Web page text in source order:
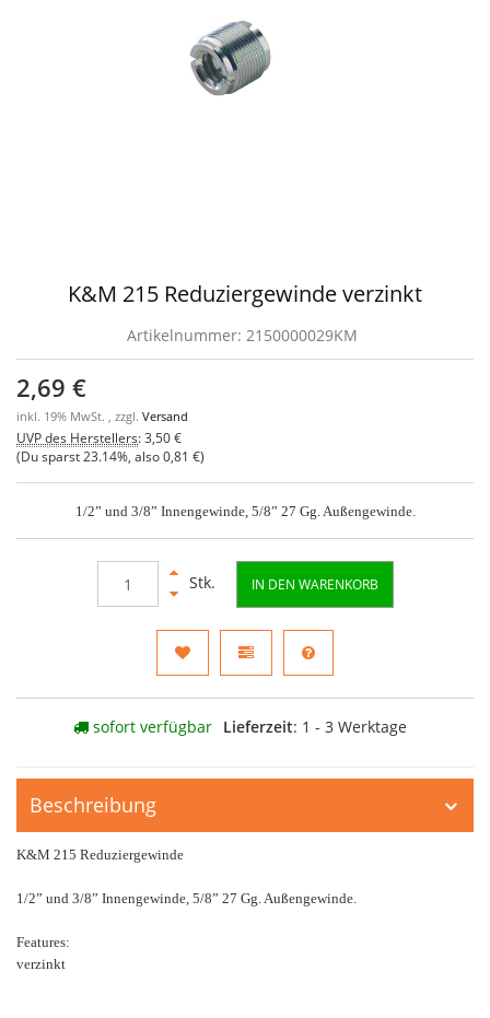
K&M 215 Reduziergewinde verzinkt
Artikelnummer: 2150000029KM
2,69 €
inkl. 19% MwSt. , zzgl. Versand
UVP des Herstellers:3,50 €
(Du sparst 23.14% , also0,81 €)
1/2” und 3/8” Innengewinde, 5/8” 27 Gg. Außengewinde.
Stk. IN DEN WARENKORB
sofort verfügbar Lieferzeit: 1 - 3 Werktage
Beschreibung
K&M 215 Reduziergewinde
1/2” und 3/8” Innengewinde, 5/8” 27 Gg. Außengewinde.
Features:
verzinkt